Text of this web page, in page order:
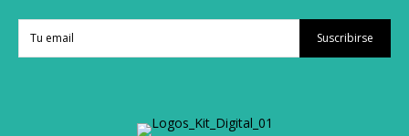
Suscribirse